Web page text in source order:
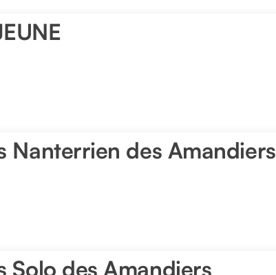
Nanterrien des Amandiers
Solo des Amandiers